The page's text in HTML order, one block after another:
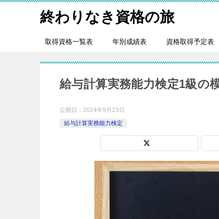
終わりなき資格の旅
取得資格一覧表 年別成績表 資格取得予定表
給与計算実務能力検定1級の
公開日： 2024年9月23日
給与計算実務能力検定